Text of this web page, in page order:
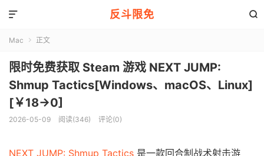
反斗限免 

Mac  正文
限时免费获取 Steam 游戏 NEXT JUMP:
Shmup Tactics[Windows、macOS、Linux]
[￥18→0]
2026-05-09 阅读(346) 评论(0)
NEXT JUMP: Shmup Tactics 是一款回合制战术射击游